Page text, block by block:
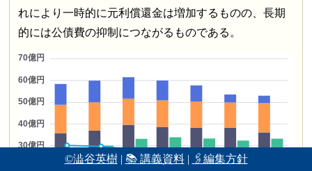
©澁谷英樹| 📚 講義資料| 🖇編集方針
れにより一時的に元利償還金は増加するものの、長期
的には公債費の抑制につながるものである。